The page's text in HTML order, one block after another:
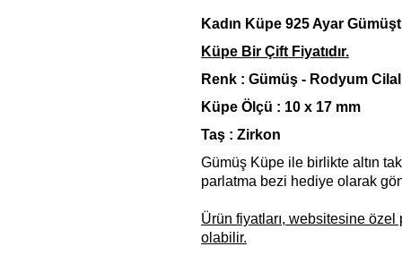
Kadın Küpe 925 Ayar
Küpe Bir Çift Fiyatıdır.
Renk : Gümüş - Rodyum
Küpe Ölçü : 10 x 17 mm
Taş : Zirkon
Gümüş Küpe ile birlikte altın
parlatma bezi hediye olarak
Ürün fiyatları, websitesine
olabilir.